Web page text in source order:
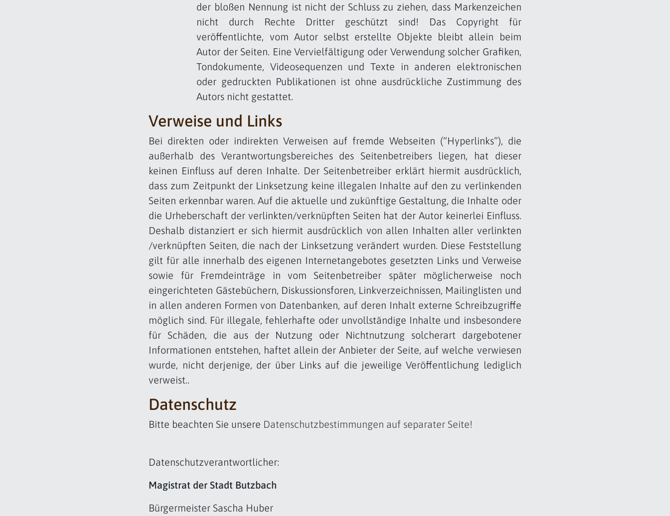
der bloßen Nennung ist nicht der Schluss zu ziehen, dass Markenzeichen
nicht durch Rechte Dritter geschützt sind! Das Copyright für
veröffentlichte, vom Autor selbst erstellte Objekte bleibt allein beim
Autor der Seiten. Eine Vervielfältigung oder Verwendung solcher Grafiken,
Tondokumente, Videosequenzen und Texte in anderen elektronischen
oder gedruckten Publikationen ist ohne ausdrückliche Zustimmung des
Autors nicht gestattet.
Verweise und Links
Bei direkten oder indirekten Verweisen auf fremde Webseiten (“Hyperlinks”), die
außerhalb des Verantwortungsbereiches des Seitenbetreibers liegen, hat dieser
keinen Einfluss auf deren Inhalte. Der Seitenbetreiber erklärt hiermit ausdrücklich,
dass zum Zeitpunkt der Linksetzung keine illegalen Inhalte auf den zu verlinkenden
Seiten erkennbar waren. Auf die aktuelle und zukünftige Gestaltung, die Inhalte oder
die Urheberschaft der verlinkten/verknüpften Seiten hat der Autor keinerlei Einfluss.
Deshalb distanziert er sich hiermit ausdrücklich von allen Inhalten aller verlinkten
/verknüpften Seiten, die nach der Linksetzung verändert wurden. Diese Feststellung
gilt für alle innerhalb des eigenen Internetangebotes gesetzten Links und Verweise
sowie für Fremdeinträge in vom Seitenbetreiber später möglicherweise noch
eingerichteten Gästebüchern, Diskussionsforen, Linkverzeichnissen, Mailinglisten und
in allen anderen Formen von Datenbanken, auf deren Inhalt externe Schreibzugriffe
möglich sind. Für illegale, fehlerhafte oder unvollständige Inhalte und insbesondere
für Schäden, die aus der Nutzung oder Nichtnutzung solcherart dargebotener
Informationen entstehen, haftet allein der Anbieter der Seite, auf welche verwiesen
wurde, nicht derjenige, der über Links auf die jeweilige Veröffentlichung lediglich
verweist..
Datenschutz
Bitte beachten Sie unsere Datenschutzbestimmungen auf separater Seite!
Datenschutzverantwortlicher:
Magistrat der Stadt Butzbach
Bürgermeister Sascha Huber